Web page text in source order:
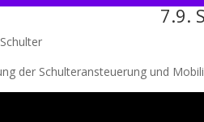
7.9.
Schulter
der Schulteransteuerung und